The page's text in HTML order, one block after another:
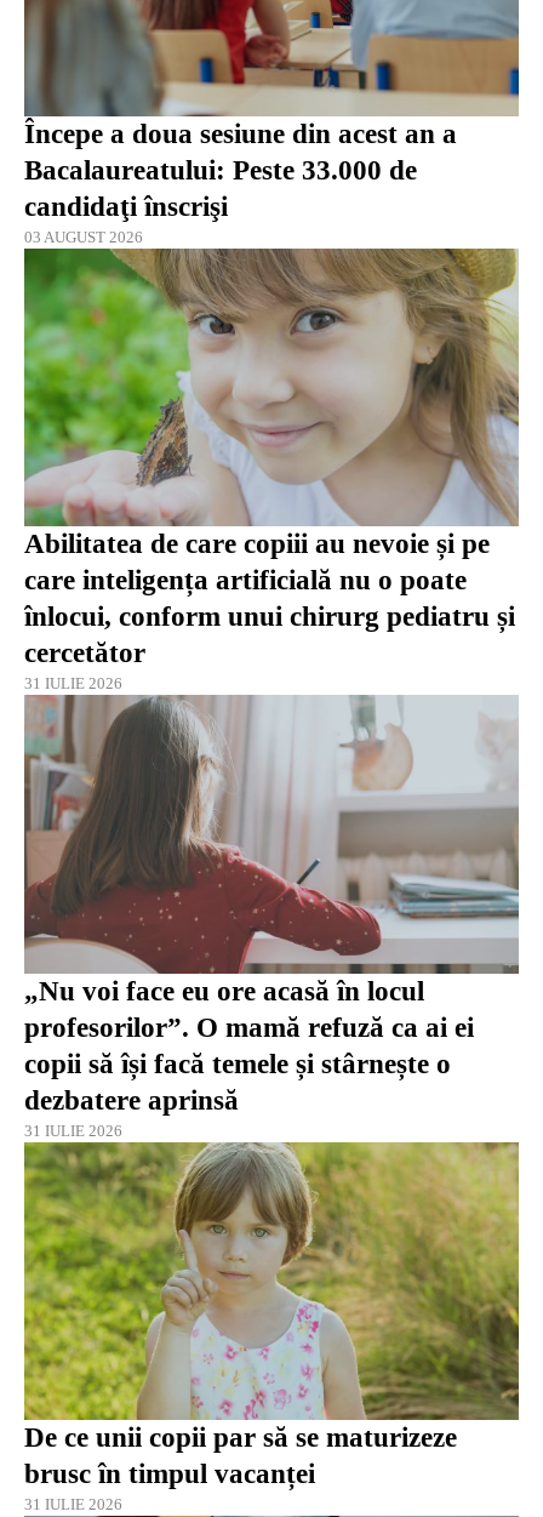
Începe a doua sesiune din acest an a
Bacalaureatului: Peste 33.000 de
candidaţi înscrişi
03 AUGUST 2026
Abilitatea de care copiii au nevoie și pe
care inteligența artificială nu o poate
înlocui, conform unui chirurg pediatru și
cercetător
31 IULIE 2026
„Nu voi face eu ore acasă în locul
profesorilor”. O mamă refuză ca ai ei
copii să își facă temele și stârnește o
dezbatere aprinsă
31 IULIE 2026
De ce unii copii par să se maturizeze
brusc în timpul vacanței
31 IULIE 2026